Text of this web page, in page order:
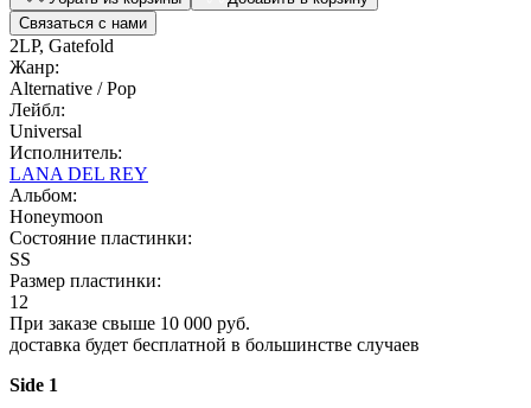
Связаться с нами
2LP, Gatefold
Жанр:
Alternative / Pop
Лейбл:
Universal
Исполнитель:
LANA DEL REY
Альбом:
Honeymoon
Состояние пластинки:
SS
Размер пластинки:
12
При заказе свыше 10 000 руб.
доставка будет бесплатной в большинстве случаев
Side 1